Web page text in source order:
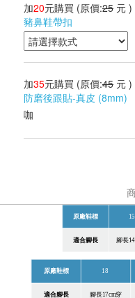
加20元購買 (原價:25 元 )
豬鼻鞋帶扣
加35元購買 (原價:45 元 )
防磨後跟貼-真皮 (8mm)
咖